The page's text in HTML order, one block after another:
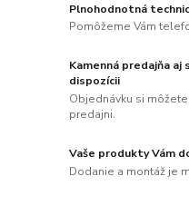
Plnohodnotná
Pomôžeme Vám
Kamenná predajňa
dispozícii
Objednávku si
predajni.
Vaše produkty Vám
Dodanie a montáž je